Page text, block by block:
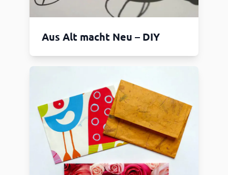
Aus Alt macht Neu – DIY